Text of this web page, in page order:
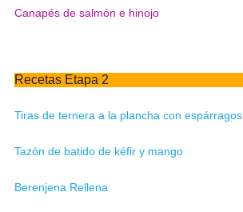
Canapés de salmón e hinojo
Recetas Etapa 2
Tiras de ternera a la plancha con espárragos
Tazón de batido de kéfir y mango
Berenjena Rellena